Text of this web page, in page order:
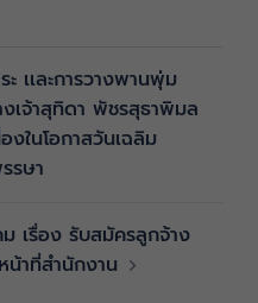
เเละการวางพานพุ่ม
งเจ้าสุทิดา พัชรสุธาพิมล
ในโอกาสวันเฉลิม
รษา
ม เรื่อง รับสมัครลูกจ้าง
น้าที่สำนักงาน